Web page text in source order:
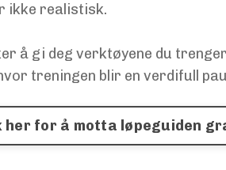
ikke realistisk.
å gi deg verktøyene du
treningen blir en verdifull
her for å motta løpeguiden